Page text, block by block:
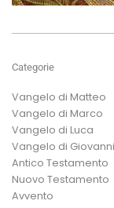
Categorie
Vangelo di Matteo
Vangelo di Marco
Vangelo di Luca
Vangelo di Giovanni
Antico Testamento
Nuovo Testamento
Avvento